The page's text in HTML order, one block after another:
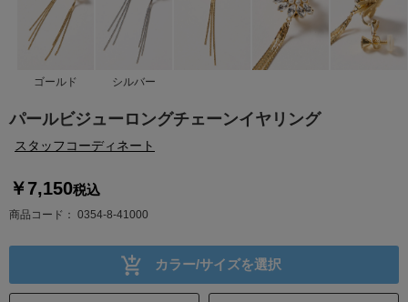
ゴールド シルバー
パールビジューロングチェーンイヤリング
スタッフコーディネート
￥7,150税込
商品コード 0354-8-41000
カラー/サイズを選択